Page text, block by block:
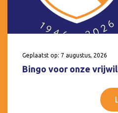
Geplaatst op: 7 augustus, 2026
Bingo voor onze